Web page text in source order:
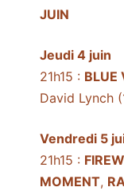
JUIN
Jeudi 4 juin
21h15 : BLUE
David Lynch
Vendredi 5
21h15 :
MOMENT,